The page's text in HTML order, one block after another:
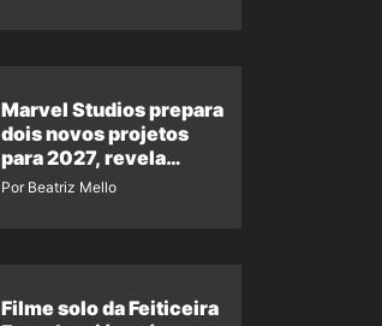
Marvel Studios prepara
dois novos projetos
para 2027, revela
insider
Por Beatriz Mello
Filme solo da Feiticeira